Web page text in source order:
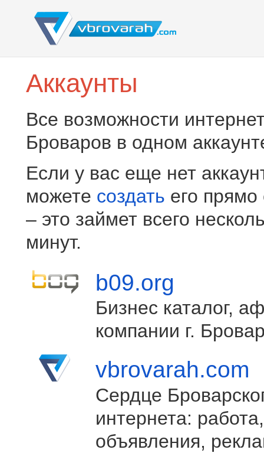
Аккаунты
Все возможности
Броваров в одном
Если у вас еще нет
можете создать его прямо
– это займет всего
минут.
b09.org
Бизнес каталог,
компании г.
vbrovarah.com
Сердце
интернета: работа,
объявления,